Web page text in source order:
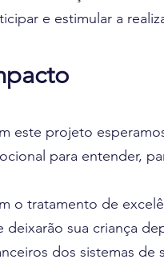
e estimular a
este projeto
para entender,
o tratamento de
deixarão sua criança
dos sistemas de